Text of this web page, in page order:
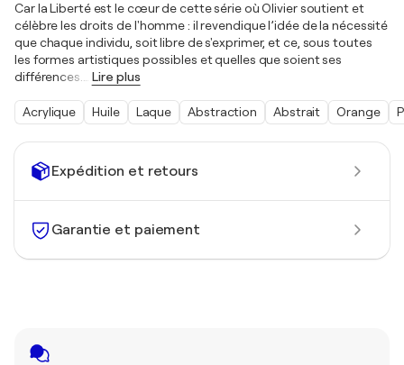
Expédition et retours
Garantie et paiement
Car la Liberté est le cœur de cette série où Olivier soutient et
célèbre les droits de l'homme : il revendique l’idée de la nécessité
que chaque individu, soit libre de s'exprimer, et ce, sous toutes
les formes artistiques possibles et quelles que soient ses
différences.… Lire plus
Acrylique Huile Laque Abstraction Abstrait Orange